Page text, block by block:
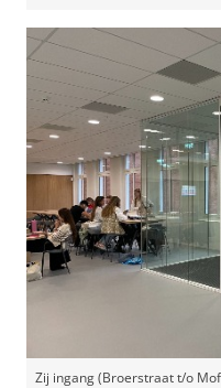
Zij ingang (Broerstraat t/o